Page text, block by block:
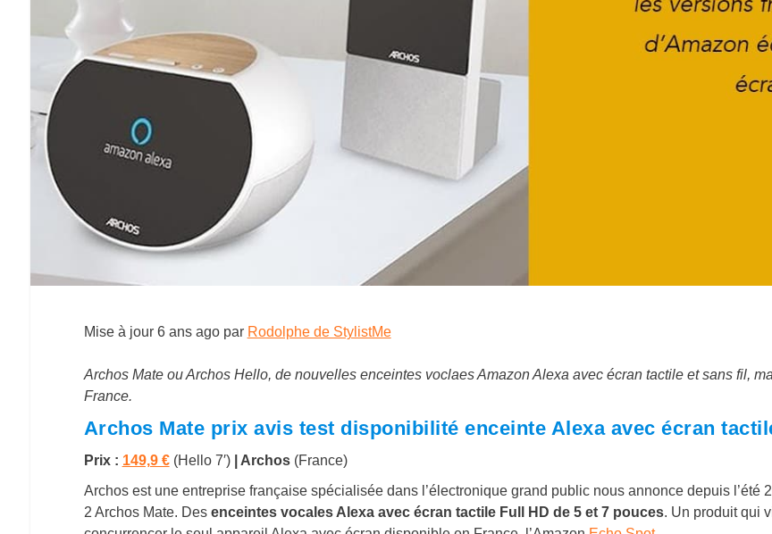
Mise à jour 6 ans agopar Rodolphe de StylistMe
Archos Mate ou Archos Hello, de nouvelles enceintes voclaes Amazon Alexa avec écran tactile et sans fil,
France.
Archos Mate prix avis test disponibilité enceinte Alexa avec écran
Prix : 149,9 € (Hello 7′)| Archos (France)
Archos est une entreprise française spécialisée dans l’électronique grand public nous annonce depuis l’été
2 Archos Mate. Des enceintes vocales Alexa avec écran tactile Full HD de 5 et 7 pouces. Un produit qui